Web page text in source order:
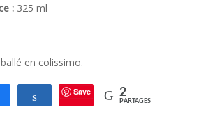
: 325 ml
en colissimo.
Partagez Partagez
Save 2
PARTAGES